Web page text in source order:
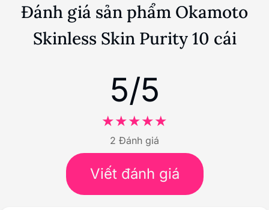
Đánh giá sản phẩm Okamoto
Skinless Skin Purity 10 cái
5/5
2 Đánh giá
Viết đánh giá